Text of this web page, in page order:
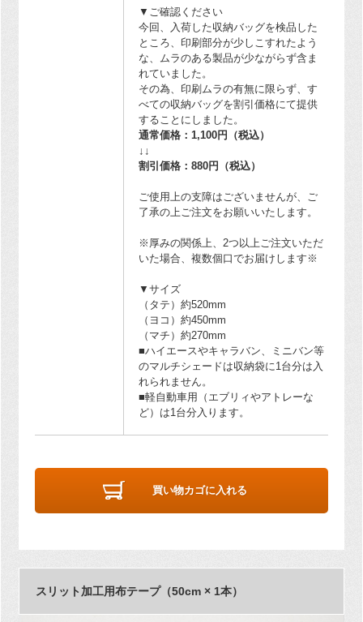
▼ご確認ください
今回、入荷した収納バッグを検品した
ところ、印刷部分が少しこすれたよう
な、ムラのある製品が少ながらず含ま
れていました。
その為、印刷ムラの有無に限らず、す
べての収納バッグを割引価格にて提供
することにしました。
通常価格：1,100円（税込）
↓↓
割引価格：880円（税込）
ご使用上の支障はございませんが、ご
了承の上ご注文をお願いいたします。
※厚みの関係上、2つ以上ご注文いただ
いた場合、複数個口でお届けします※
▼サイズ
（タテ）約520mm
（ヨコ）約450mm
（マチ）約270mm
■ハイエースやキャラバン、ミニバン等
のマルチシェードは収納袋に1台分は入
れられません。
■軽自動車用（エブリィやアトレーな
ど）は1台分入ります。
買い物カゴに入れる
スリット加工用布テープ（50cm × 1本）